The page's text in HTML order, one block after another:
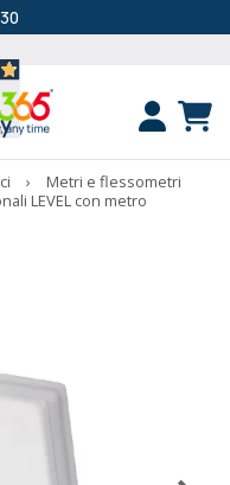
›
Metri e flessometri
LEVEL con metro